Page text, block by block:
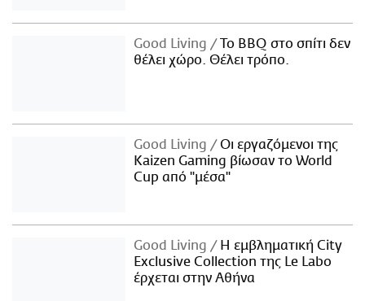
Good Living
Το BBQ στο σπίτι δεν
θέλει χώρο. Θέλει τρόπο.
Good Living
Οι εργαζόμενοι της
Kaizen Gaming βίωσαν το World
Cup από "μέσα"
Good Living
Η εμβληματική City
Exclusive Collection της Le Labo
έρχεται στην Αθήνα